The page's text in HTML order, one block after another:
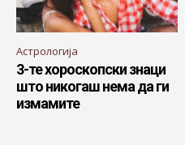
Астрологија
3-те хороскопски знаци
што никогаш нема да ги
измамите